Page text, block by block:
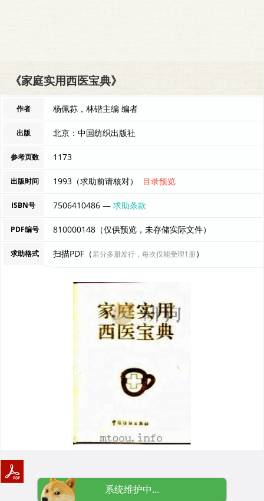
《家庭实用西医宝典》
作者 杨佩荪，林锴主编 编者
出版 北京：中国纺织出版社
参考页数 1173
出版时间 1993（求助前请核对） 目录预览
ISBN号 7506410486 —求助条款
PDF编号 810000148（仅供预览，未存储实际文件）
求助格式 扫描PDF（若分多册发行，每次仅能受理1册）
系统维护中...